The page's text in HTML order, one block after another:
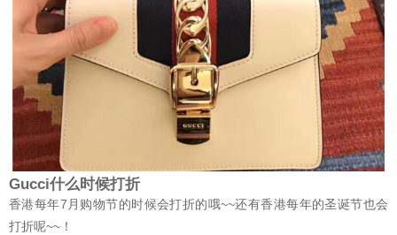
Gucci什么时候打折
香港每年7月购物节的时候会打折的哦~~还有香港每年的圣诞节也会
打折呢~~！